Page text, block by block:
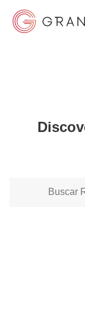
ACCEDE